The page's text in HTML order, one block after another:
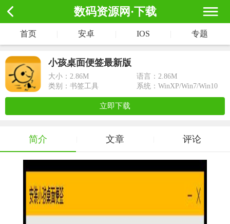
数码资源网·下载
首页 安卓 IOS 专题
小孩桌面便签最新版
大小： 2.86M
语言：2.86M
类别：书签工具
系统：WinXP/Win7/Win10
立即下载
简介 文章 评论